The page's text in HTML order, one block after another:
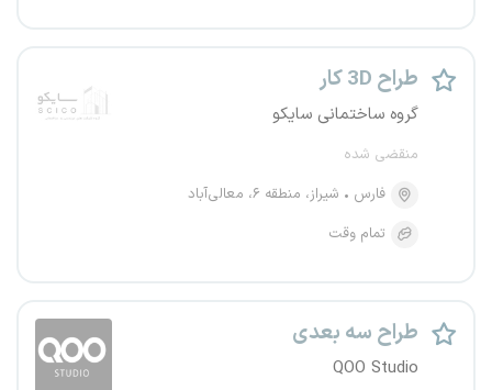
طراح 3D کار
گروه ساختمانی سایکو
منقضی شده
فارس
شیراز، منطقه ۶، معالی‌آباد
تمام وقت
طراح سه بعدی
QOO Studio